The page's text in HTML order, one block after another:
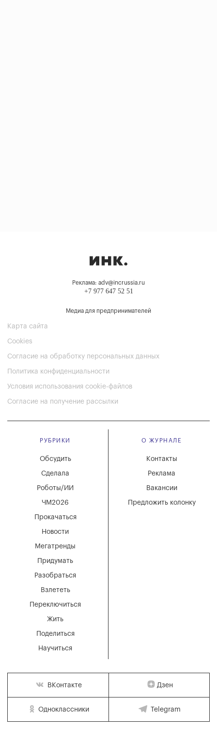
Реклама: adv@incrussia.ru
+7 977 647 52 51
Медиа для предпринимателей
Карта сайта
Cookies
Согласие на обработку персональных данных
Политика конфиденциальности
Условия использования cookie-файлов
Согласие на получение рассылки
РУБРИКИ
Мегатренды
Придумать
Разобраться
Взлететь
Новости
Переключиться
Жить
Поделиться
Научиться
Обсудить
Сделала
Роботы/ИИ
ЧМ2026
Прокачаться
О ЖУРНАЛЕ
Вакансии
Реклама
Контакты
Предложить колонку
ВКонтакте Дзен
Одноклассники Telegram